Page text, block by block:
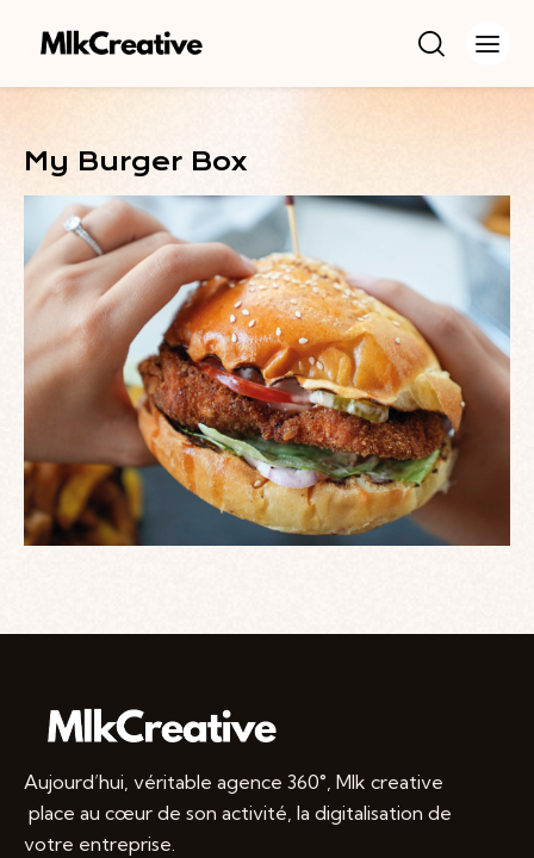
My Burger Box
Aujourd’hui, véritable agence 360°, Mlk creative
place au cœur de son activité, la digitalisation de
votre entreprise.